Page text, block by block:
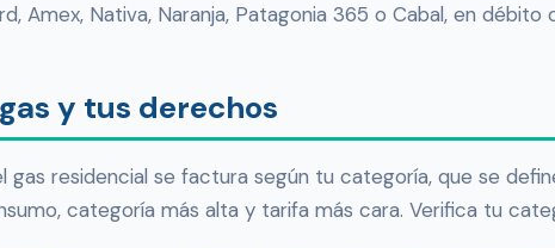
Amex, Nativa, Naranja, Patagonia 365 o Cabal, en débito
y tus derechos
gas residencial se factura según tu categoría, que se
categoría más alta y tarifa más cara. Verifica tu